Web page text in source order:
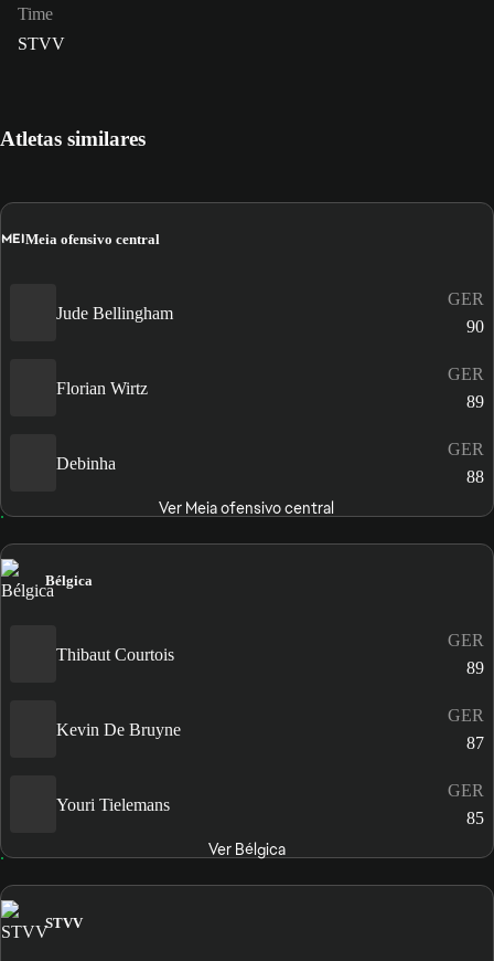
Time
STVV
Atletas similares
MEIMeia ofensivo central
Jude Bellingham
GER
90
Florian Wirtz
GER
89
Debinha
GER
88
Ver Meia ofensivo central
Bélgica
Thibaut Courtois
GER
89
Kevin De Bruyne
GER
87
Youri Tielemans
GER
85
Ver Bélgica
STVV